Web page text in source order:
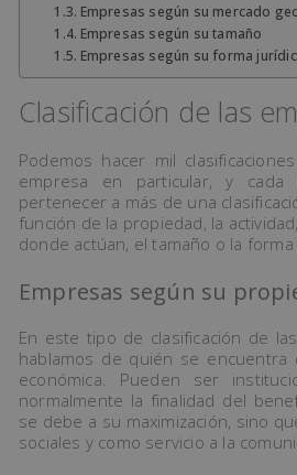
Empresas según su mercado
Empresas según su tamaño
Empresas según su forma
Clasificación de las
Podemos hacer mil
empresa en particular, y
pertenecer a más de una
función de la propiedad, la
donde actúan, el tamaño o la forma
Empresas según su
En este tipo de clasificación de
hablamos de quién se encuentra
económica. Pueden ser
normalmente la finalidad del
se debe a su maximización, sino
sociales y como servicio a la